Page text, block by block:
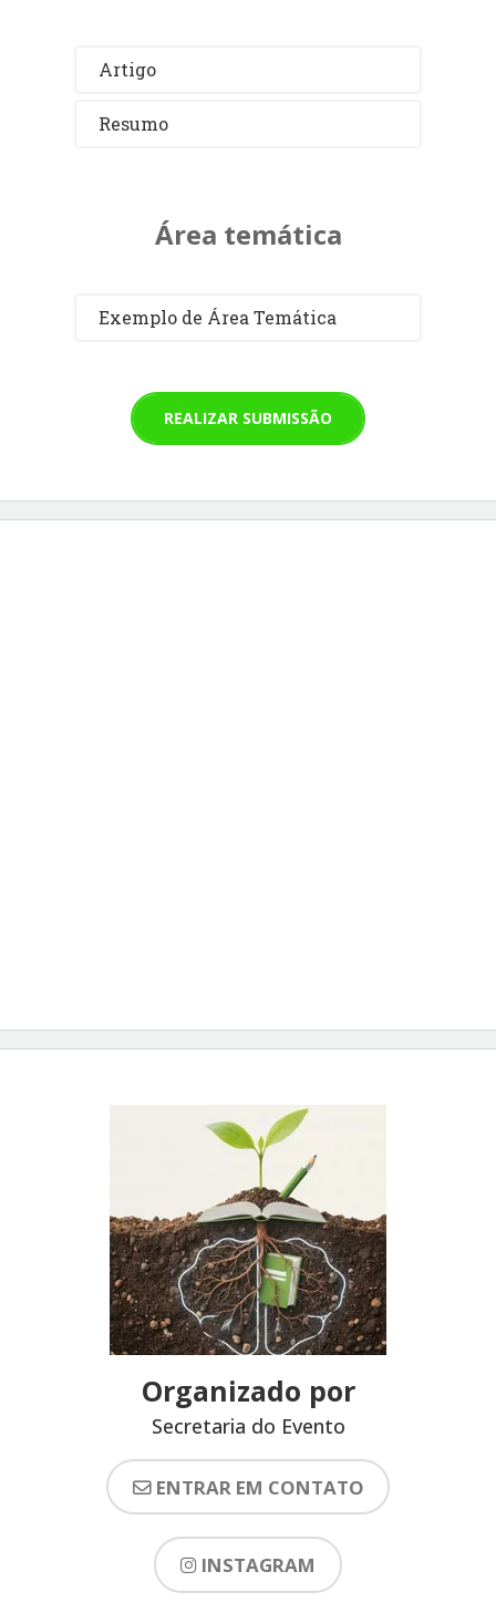
Artigo
Resumo
Área temática
Exemplo de Área Temática
REALIZAR SUBMISSÃO
Organizado por
Secretaria do Evento
ENTRAR EM CONTATO
INSTAGRAM